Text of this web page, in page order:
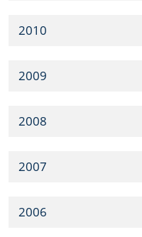
2010
2009
2008
2007
2006